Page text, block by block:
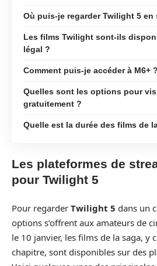
Où puis-je regarder Twilight 5 en
Les films Twilight sont-ils
légal ?
Comment puis-je accéder à M6+ ?
Quelles sont les options pour
gratuitement ?
Quelle est la durée des films de
Les plateformes de
pour Twilight 5
Pour regarder Twilight 5 dans un
options s’offrent aux amateurs de
le 10 janvier, les films de la saga, y
chapitre, sont disponibles sur des